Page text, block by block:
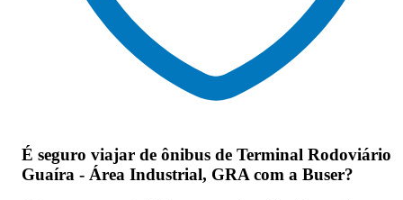
É seguro viajar de ônibus de Terminal Rodoviário
Guaíra - Área Industrial, GRA com a Buser?